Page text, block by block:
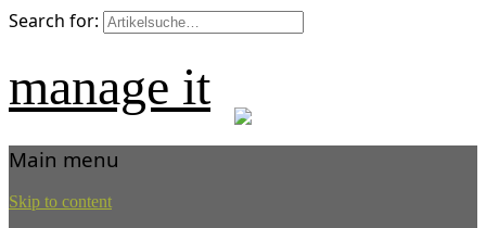
Search for:
manage it
Main menu
Skip to content